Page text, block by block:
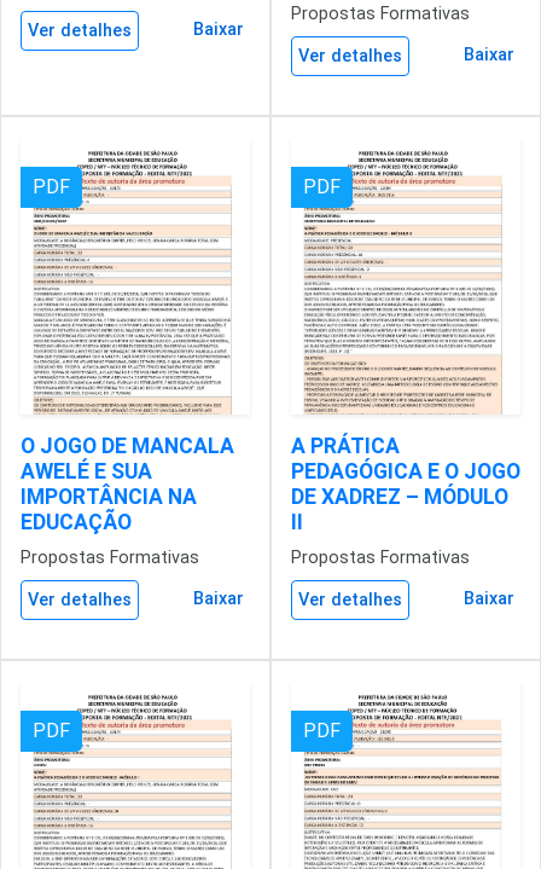
Ver detalhes Baixar
Propostas Formativas
Ver detalhes Baixar
PDF
O JOGO DE MANCALA
AWELÉ E SUA
IMPORTÂNCIA NA
EDUCAÇÃO
Propostas Formativas
Ver detalhes Baixar
PDF
A PRÁTICA
PEDAGÓGICA E O JOGO
DE XADREZ – MÓDULO
Propostas Formativas
Ver detalhes Baixar
PDF PDF